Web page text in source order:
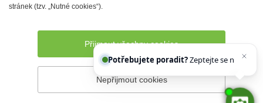
Prohlášení o přístupnosti Správce webu
stránek (tzv. „Nutné cookies“).
Přijmout všechny cookies
Nepřijmout cookies
Potřebujete poradit?Zeptejte se našeho asis